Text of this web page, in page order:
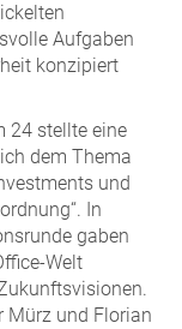
Aufgaben
konzipiert
24 stellte eine
dem Thema
und
In
gaben
Welt
Mürz und Florian